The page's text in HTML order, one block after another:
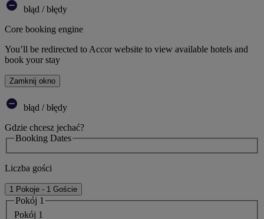
błąd / błędy
Core booking engine
You’ll be redirected to Accor website to view available hotels and
book your stay
Zamknij okno
błąd / błędy
Gdzie chcesz jechać?
Booking Dates
Liczba gości
1 Pokoje - 1 Goście
Pokój 1
Pokój 1